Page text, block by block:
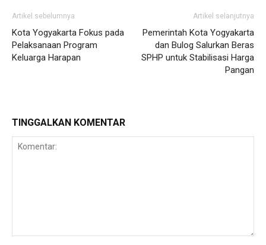
Artikel sebelumnya
Kota Yogyakarta Fokus pada
Pelaksanaan Program
Keluarga Harapan
Artikel selanjutnya
Pemerintah Kota Yogyakarta
dan Bulog Salurkan Beras
SPHP untuk Stabilisasi Harga
Pangan
TINGGALKAN KOMENTAR